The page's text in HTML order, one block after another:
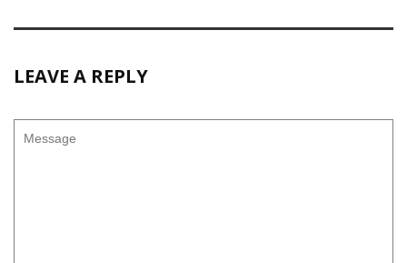
LEAVE A REPLY